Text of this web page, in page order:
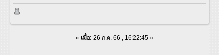
« เมื่อ: 26 ก.ค. 66 , 16:22:45 »